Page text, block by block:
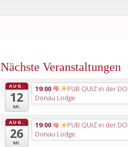
Nächste Veranstaltungen
AUG.
12
Mi.
19:00 PUB QUIZ in der
Donau Lodge
AUG.
26
Mi.
19:00 PUB QUIZ in der
Donau Lodge